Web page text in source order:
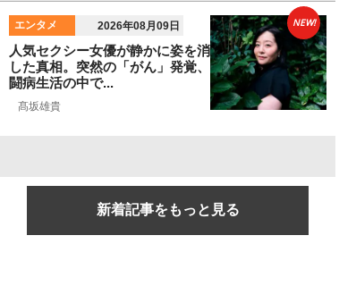
エンタメ 2026年08月09日
人気セクシー女優が静かに姿を消
した真相。突然の「がん」発覚、
闘病生活の中で...
髙坂雄貴
NEW!
新着記事をもっと見る